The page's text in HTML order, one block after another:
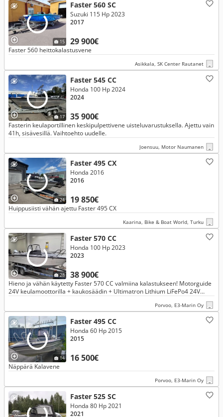
15
Faster 560 SC
29 900€
Suzuki 115 Hp 2023
2017
Faster 560 heittokalastusvene
Asikkala, SK Center Rautanet
17
Faster 545 CC
35 900€
Honda 100 Hp 2024
2024
Fasterin keulaportillinen keskipulpettivene uisteluvarustuksella. Ajettu vain
41h, sisävesillä. Vaihtoehto uudelle.
Joensuu, Motor Naumanen
24
Faster 495 CX
19 850€
Honda 2016
2016
Huippusiisti vähän ajettu Faster 495 CX
Kaarina, Bike & Boat World, Turku
28
Faster 570 CC
38 900€
Honda 100 Hp 2023
2023
Hieno ja vähän käytetty Faster 570 CC valmiina kalastukseen! Motorguide
24V keulamoottorilla + kaukosäädin + Ultimatron Lithium LiFePo4 24V
Porvoo, E3-Marin Oy
14
Faster 495 CC
16 500€
Honda 60 Hp 2015
2015
Näppärä Kalavene
Porvoo, E3-Marin Oy
Faster 525 SC
Honda 80 Hp 2021
2021